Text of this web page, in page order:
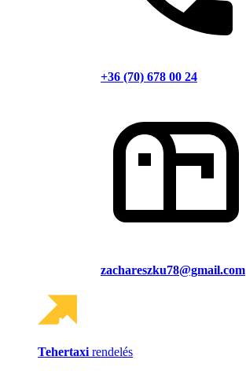
+36 (70) 678 00 24
zachareszku78@gmail.com
Tehertaxi rendelés